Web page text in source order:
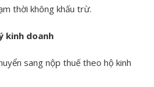
thời không khấu trừ.
kinh doanh
sang nộp thuế theo hộ kinh